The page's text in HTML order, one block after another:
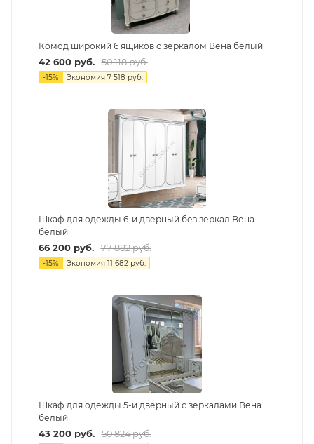
Комод широкий 6 ящиков с зеркалом Вена белый
42 600руб. 50 118руб.
-15% Экономия 7 518 руб.
Шкаф для одежды 6-и дверный без зеркал Вена
белый
66 200руб. 77 882руб.
-15% Экономия 11 682руб.
Шкаф для одежды 5-и дверный с зеркалами Вена
белый
43 200руб. 50 824руб.